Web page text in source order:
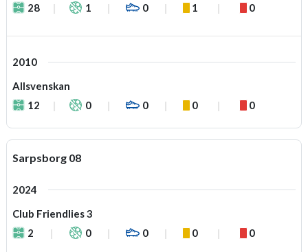
28
1 0 1 0
2010
Allsvenskan
12
0 0 0 0
Sarpsborg 08
2024
Club Friendlies 3
2
0 0 0 0